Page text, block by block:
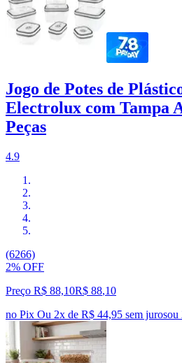
Jogo de Potes de
Electrolux com Tampa
Peças
4.9
(6266)
2% OFF
Preço R$ 88,10R$ 88,10
no Pix Ou 2x de R$ 44,95 sem jurosou